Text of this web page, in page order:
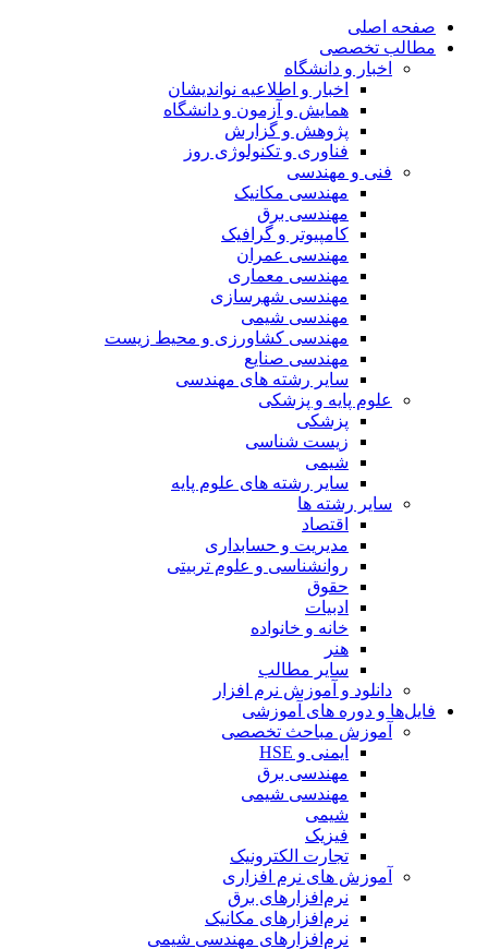
صفحه اصلی
مطالب تخصصی
اخبار و دانشگاه
اخبار و اطلاعیه نواندیشان
همایش و آزمون و دانشگاه
پژوهش و گزارش
فناوری و تکنولوژی روز
فنی و مهندسی
مهندسی مکانیک
مهندسی برق
کامپیوتر و گرافیک
مهندسی عمران
مهندسی معماری
مهندسی شهرسازی
مهندسی شیمی
مهندسی کشاورزی و محیط زیست
مهندسی صنایع
سایر رشته های مهندسی
علوم پایه و پزشکی
پزشکی
زیست شناسی
شیمی
سایر رشته های علوم پایه
سایر رشته ها
اقتصاد
مدیریت و حسابداری
روانشناسی و علوم تربیتی
حقوق
ادبیات
خانه و خانواده
هنر
سایر مطالب
دانلود و آموزش نرم افزار
فایل‌ها و دوره های آموزشی
آموزش مباحث تخصصی
ایمنی و HSE
مهندسی برق
مهندسی شیمی
شیمی
فیزیک
تجارت الکترونیک
آموزش های نرم افزاری
نرم‌افزارهای برق
نرم‌افزارهای مکانیک
نرم‌افزارهای مهندسی شیمی